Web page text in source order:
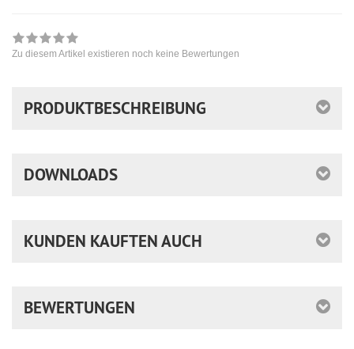
Zu diesem Artikel existieren noch keine Bewertungen
PRODUKTBESCHREIBUNG
DOWNLOADS
KUNDEN KAUFTEN AUCH
BEWERTUNGEN